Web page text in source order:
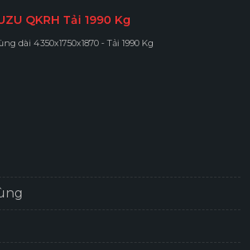
QKRH Tải 1990 Kg
dài 4350x1750x1870 - Tải 1990 Kg